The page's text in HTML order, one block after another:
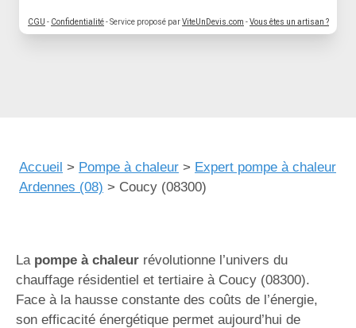
CGU - Confidentialité- Service proposé parViteUnDevis.com -Vous êtes un artisan ?
Accueil > Pompe à chaleur > Expert pompe à chaleur
Ardennes (08) > Coucy (08300)
La pompe à chaleur révolutionne l’univers du
chauffage résidentiel et tertiaire à Coucy (08300).
Face à la hausse constante des coûts de l’énergie,
son efficacité énergétique permet aujourd’hui de